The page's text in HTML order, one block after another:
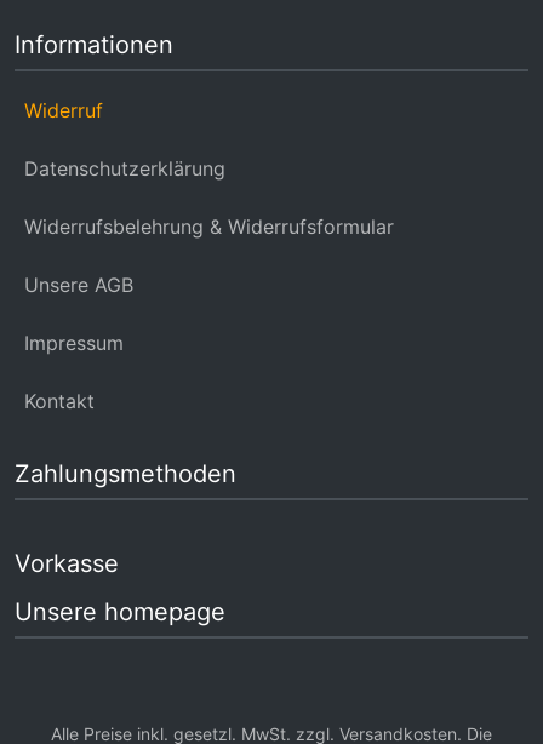
Informationen
Widerruf
Datenschutzerklärung
Widerrufsbelehrung & Widerrufsformular
Unsere AGB
Impressum
Kontakt
Zahlungsmethoden
Vorkasse
Unsere homepage
Alle Preise inkl. gesetzl. MwSt. zzgl. Versandkosten. Die